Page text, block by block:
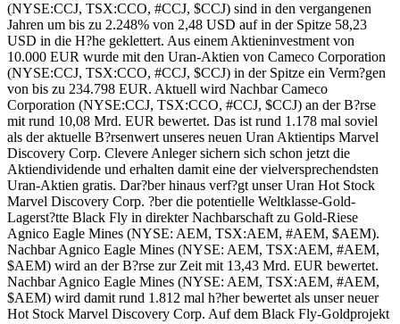
(NYSE:CCJ, TSX:CCO, #CCJ, $CCJ) sind in den vergangenen
Jahren um bis zu 2.248% von 2,48 USD auf in der Spitze 58,23
USD in die H?he geklettert. Aus einem Aktieninvestment von
10.000 EUR wurde mit den Uran-Aktien von Cameco Corporation
(NYSE:CCJ, TSX:CCO, #CCJ, $CCJ) in der Spitze ein Verm?gen
von bis zu 234.798 EUR. Aktuell wird Nachbar Cameco
Corporation (NYSE:CCJ, TSX:CCO, #CCJ, $CCJ) an der B?rse
mit rund 10,08 Mrd. EUR bewertet. Das ist rund 1.178 mal soviel
als der aktuelle B?rsenwert unseres neuen Uran Aktientips Marvel
Discovery Corp. Clevere Anleger sichern sich schon jetzt die
Aktiendividende und erhalten damit eine der vielversprechendsten
Uran-Aktien gratis. Dar?ber hinaus verf?gt unser Uran Hot Stock
Marvel Discovery Corp. ?ber die potentielle Weltklasse-Gold-
Lagerst?tte Black Fly in direkter Nachbarschaft zu Gold-Riese
Agnico Eagle Mines (NYSE: AEM, TSX:AEM, #AEM, $AEM).
Nachbar Agnico Eagle Mines (NYSE: AEM, TSX:AEM, #AEM,
$AEM) wird an der B?rse zur Zeit mit 13,43 Mrd. EUR bewertet.
Nachbar Agnico Eagle Mines (NYSE: AEM, TSX:AEM, #AEM,
$AEM) wird damit rund 1.812 mal h?her bewertet als unser neuer
Hot Stock Marvel Discovery Corp. Auf dem Black Fly-Goldprojekt